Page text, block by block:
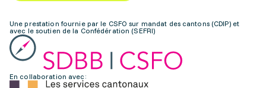
Une prestation fournie par le CSFO sur mandat des cantons (CDIP) et
avec le soutien de la Confédération (SEFRI)
En collaboration avec: